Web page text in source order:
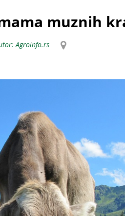
muznih
Agroinfo.rs